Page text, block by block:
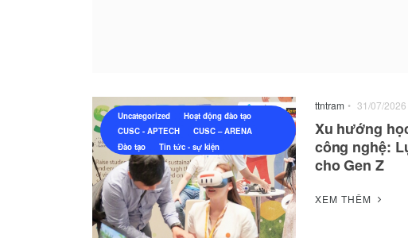
Uncategorized
Hoạt động đào tạo
CUSC - APTECH
CUSC – ARENA
Đào tạo
Tin tức - sự kiện
ttntram • 31/07/2026
Xu hướng
công nghệ:
cho Gen Z
XEM THÊM